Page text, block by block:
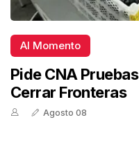
Al Momento
Pide CNA
Cerrar Fronteras
Agosto 08